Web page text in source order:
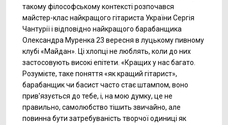
такому філософському контексті розпочався
майстер-клас найкращого гітариста України Сергія
Чантурії і відповідно найкращого барабанщика
Олександра Муренка 23 вересня в луцькому пивному
клубі «Майдан». Ці хлопці не люблять, коли до них
застосовують високі епітети. «Кращих у нас багато.
Розумієте, таке поняття «як кращий гітарист»,
барабанщик чи басист часто стає штампом, воно
прив'язується до тебе, і, на мою думку, це не
правильно, самолюбство тішить звичайно, але
повинна бути затребуваність творчої одиниці як